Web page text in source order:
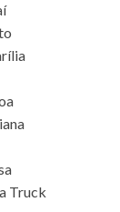
Truck